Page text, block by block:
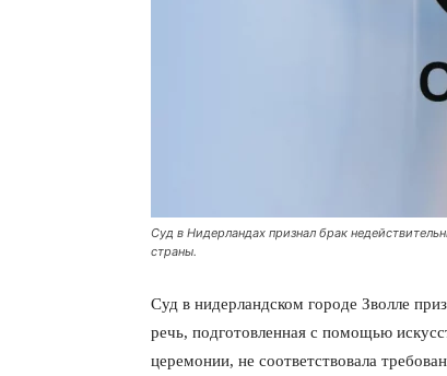
Суд в Нидерландах признал брак
страны.
Суд в нидерландском городе Зволле
речь, подготовленная с помощью
церемонии, не соответствовала